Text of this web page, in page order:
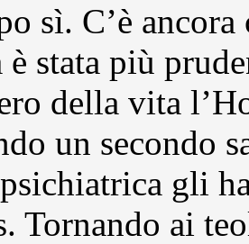
sì. C’è
stata più
della vita
un secondo
gli
Tornando ai